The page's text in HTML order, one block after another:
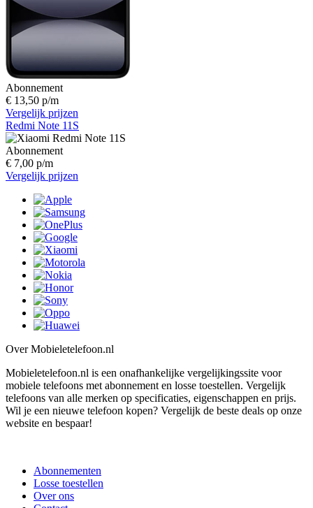
Abonnement
€ 13,50 p/m
Vergelijk prijzen
Redmi Note 11S
Abonnement
€ 7,00 p/m
Vergelijk prijzen
Over Mobieletelefoon.nl
Mobieletelefoon.nl is een onafhankelijke vergelijkingssite voor
mobiele telefoons met abonnement en losse toestellen. Vergelijk
telefoons van alle merken op specificaties, eigenschappen en prijs.
Wil je een nieuwe telefoon kopen? Vergelijk de beste deals op onze
website en bespaar!
Abonnementen
Losse toestellen
Over ons